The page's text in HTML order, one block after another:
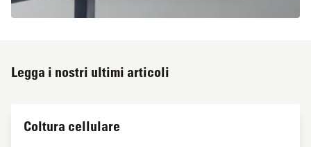
Legga i nostri ultimi articoli
Coltura cellulare